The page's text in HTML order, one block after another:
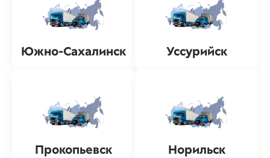
Южно-Сахалинск Уссурийск
Прокопьевск Норильск